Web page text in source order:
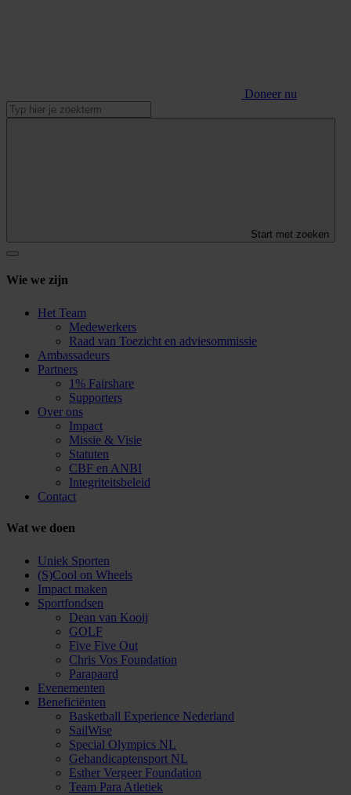
Doneer nu
Start met zoeken
Wie we zijn
Het Team
Medewerkers
Raad van Toezicht en adviesommissie
Ambassadeurs
Partners
1% Fairshare
Supporters
Over ons
Impact
Missie & Visie
Statuten
CBF en ANBI
Integriteitsbeleid
Contact
Wat we doen
Uniek Sporten
(S)Cool on Wheels
Impact maken
Sportfondsen
Dean van Kooij
GOLF
Five Five Out
Chris Vos Foundation
Parapaard
Evenementen
Beneficiënten
Basketball Experience Nederland
SailWise
Special Olympics NL
Gehandicaptensport NL
Esther Vergeer Foundation
Team Para Atletiek